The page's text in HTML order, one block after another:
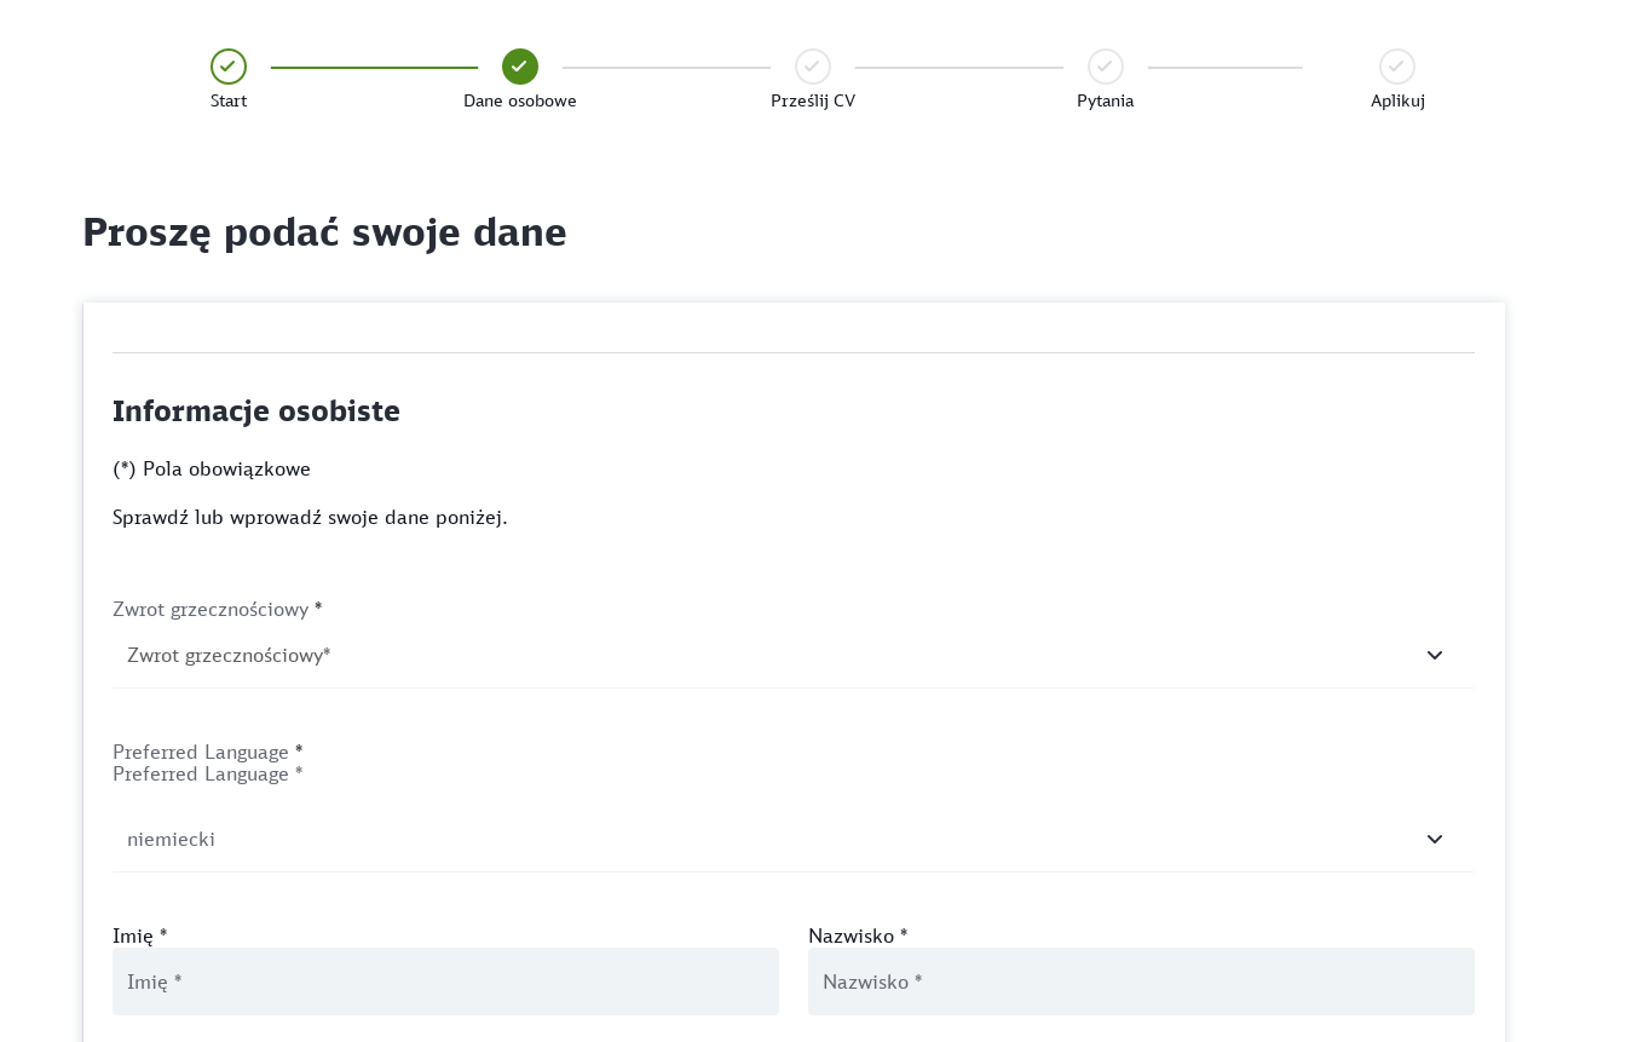
Start Dane osobowe Prześlij CV Pytania Aplikuj
Proszę podać swoje dane
Informacje osobiste
(*) Pola obowiązkowe
Sprawdź lub wprowadź swoje dane poniżej.
Zwrot grzecznościowy *
Preferred Language *
Preferred Language *
Imię * Nazwisko *